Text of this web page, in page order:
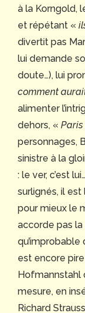
à la Korngold,
et répétant «
divertit pas
lui demande
doute…), lui
comment
alimenter
dehors, « Paris
personnages,
sinistre à la
: le ver, c’est
surlignés, il
pour mieux le
accorde pas la
est encore pire
Hofmannstahl
mesure, en
Richard